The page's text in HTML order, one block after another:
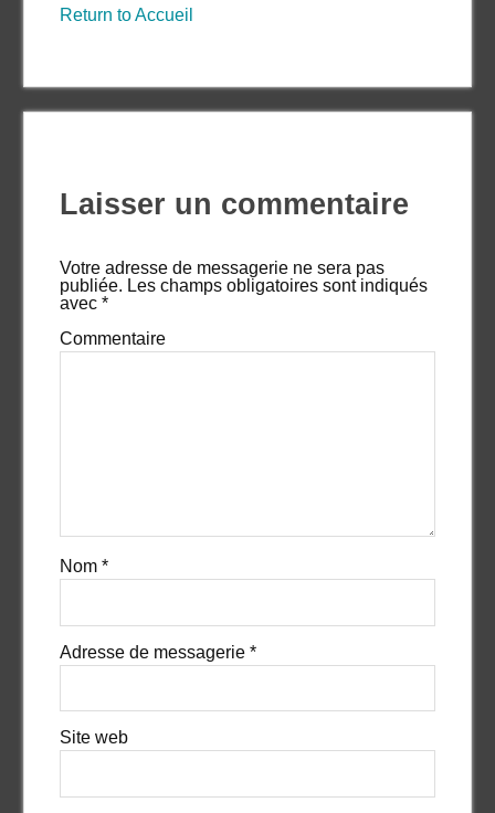
Return to Accueil
Laisser un commentaire
Votre adresse de messagerie ne sera pas
publiée. Les champs obligatoires sont indiqués
avec *
Commentaire
Nom *
Adresse de messagerie *
Site web